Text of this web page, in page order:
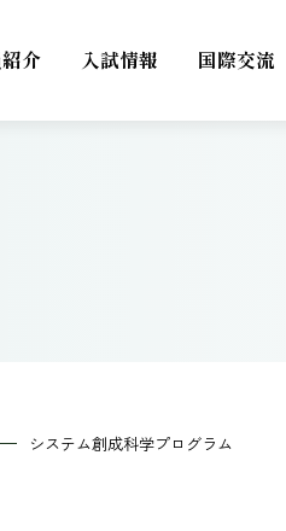
介 入試情報 国際交流
システム創成科学プログラム